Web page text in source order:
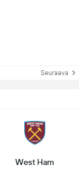
Seuraava
West Ham